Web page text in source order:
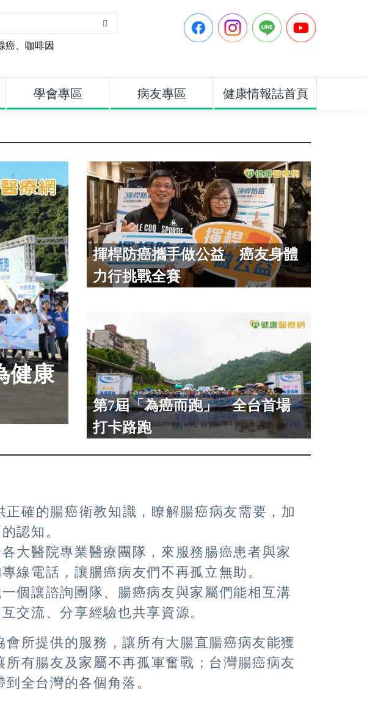
癌、 咖啡因
學會專區 病友專區 健康情報誌首頁
健康
揮桿防癌攜手做公益 癌友身體
力行挑戰全賽
第7屆「為癌而跑」 全台首場
打卡路跑
確的腸癌衛教知識，瞭解腸癌病友需要，加
認知。
大醫院專業醫療團隊，來服務腸癌患者與家
線電話，讓腸癌病友們不再孤立無助。
個讓諮詢團隊、腸癌病友與家屬們能相互溝
交流、分享經驗也共享資源。
所提供的服務，讓所有大腸直腸癌病友能獲
有腸友及家屬不再孤軍奮戰；台灣腸癌病友
全台灣的各個角落。